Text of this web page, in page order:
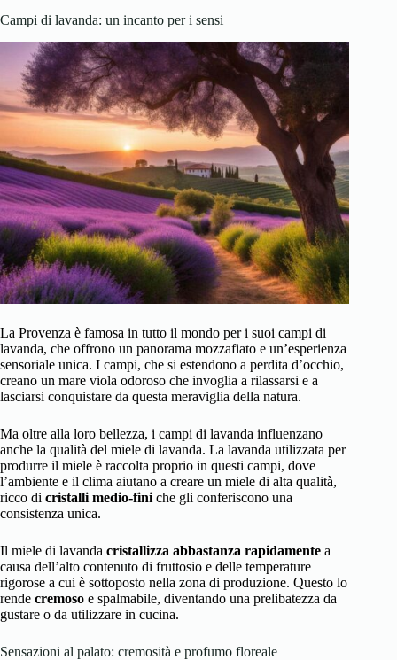
Campi di lavanda: un incanto per i sensi
La Provenza è famosa in tutto il mondo per i suoi campi di
lavanda, che offrono un panorama mozzafiato e un’esperienza
sensoriale unica. I campi, che si estendono a perdita d’occhio,
creano un mare viola odoroso che invoglia a rilassarsi e a
lasciarsi conquistare da questa meraviglia della natura.
Ma oltre alla loro bellezza, i campi di lavanda influenzano
anche la qualità del miele di lavanda. La lavanda utilizzata per
produrre il miele è raccolta proprio in questi campi, dove
l’ambiente e il clima aiutano a creare un miele di alta qualità,
ricco di cristalli medio-fini che gli conferiscono una
consistenza unica.
Il miele di lavanda cristallizza abbastanza rapidamente a
causa dell’alto contenuto di fruttosio e delle temperature
rigorose a cui è sottoposto nella zona di produzione. Questo lo
rende cremoso e spalmabile, diventando una prelibatezza da
gustare o da utilizzare in cucina.
Sensazioni al palato: cremosità e profumo floreale